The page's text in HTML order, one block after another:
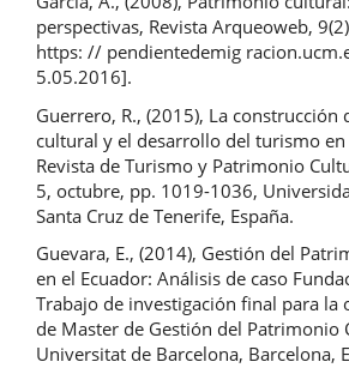
perspectivas, Revista Arqueoweb,
https: // pendientedemig
5.05.2016].
Guerrero, R., (2015), La construcción
cultural y el desarrollo del turismo en
Revista de Turismo y Patrimonio
5, octubre, pp. 1019-1036,
Santa Cruz de Tenerife, España.
Guevara, E., (2014), Gestión del
en el Ecuador: Análisis de caso
Trabajo de investigación final para la
de Master de Gestión del Patrimonio
Universitat de Barcelona, Barcelona,